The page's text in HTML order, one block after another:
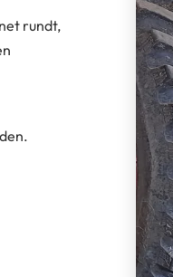
rundt,